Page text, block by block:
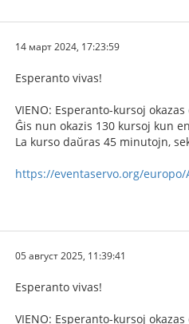
14 март 2024, 17:23:59
Esperanto vivas!
VIENO: Esperanto-kursoj
Ĝis nun okazis 130 kursoj kun
La kurso daŭras 45 minutojn,
https://eventaservo.org/europo/
05 август 2025, 11:39:41
Esperanto vivas!
VIENO: Esperanto-kursoj